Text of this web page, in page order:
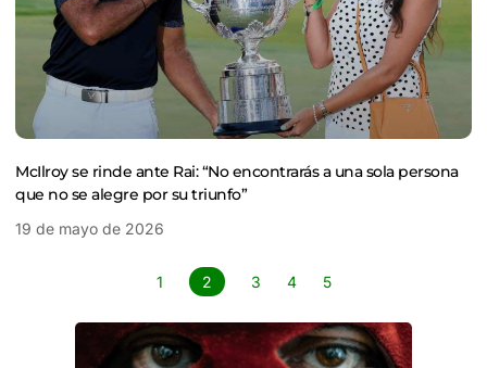
McIlroy se rinde ante Rai: “No encontrarás a una sola persona
que no se alegre por su triunfo”
19 de mayo de 2026
1 2 3 4 5